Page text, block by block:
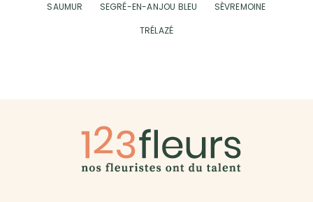
SAUMUR
SEGRÉ-EN-ANJOU BLEU
SÈVREMOINE
TRÉLAZÉ